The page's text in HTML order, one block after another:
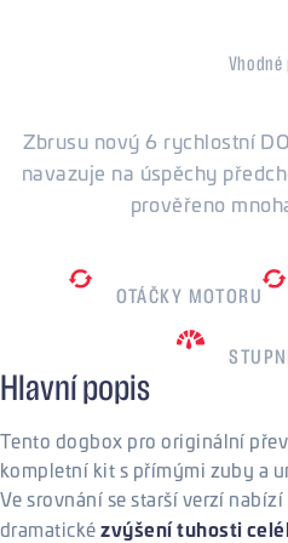
Vhodné
Zbrusu nový 6 rychlostní
navazuje na úspěchy
prověřeno
OTÁČKY MOTORU
Hlavní popis
Tento dogbox pro originální
kompletní kit s přímými zuby a
Ve srovnání se starší verzí
dramatickézvýšení tuhosti